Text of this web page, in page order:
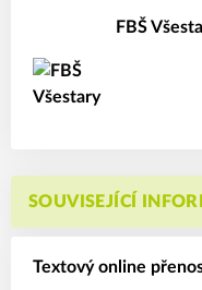
FBŠ
SOUVISEJÍCÍ
Textový online